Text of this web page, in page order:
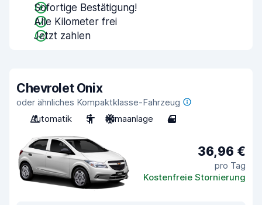
Sofortige Bestätigung!
Alle Kilometer frei
Jetzt zahlen
Chevrolet Onix
oder ähnliches Kompaktklasse-Fahrzeug
Automatik
5 Klimaanlage 4
36,96 €
pro Tag
Kostenfreie Stornierung